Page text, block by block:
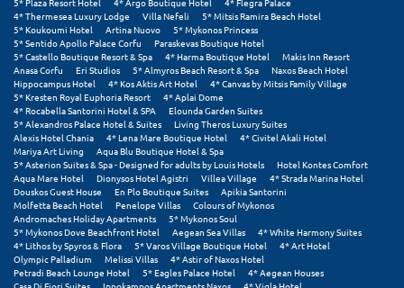
Πάτρα
Παύλιανη
Πειραιάς
Πελοπόννησος
Πήλιο
Πιερία
Πλαταμώνας
Πλύτρα Λακωνίας
4* Thermesea Luxury Lodge
Villa Nefeli
5* Mitsis Ramira Beach Hotel
5* Koukoumi Hotel
Artina Nuovo
5* Mykonos Princess
5* Sentido Apollo Palace Corfu
Paraskevas Boutique Hotel
5* Castello Boutique Resort & Spa
4* Harma Boutique Hotel
Makis Inn Resort
Anasa Corfu
Eri Studios 5* Almyros Beach Resort & Spa
Naxos Beach Hotel
Hippocampus Hotel
4* Kos Aktis Art Hotel
4* Canvas by Mitsis Family Village
5* Kresten Royal Euphoria Resort
4* Aplai Dome
4* Rocabella Santorini Hotel & SPA
Elounda Garden Suites
5* Alexandros Palace Hotel & Suites
Living Theros Luxury Suites
Alexis Hotel Chania
4* Lena Mare Boutique Hotel
4* Civitel Akali Hotel
Mariya Art Living
Aqua Blu Boutique Hotel & Spa
5* Asterion Suites & Spa - Designed for adults by Louis Hotels
Hotel Kontes Comfort
Aqua Mare Hotel
Dionysos Hotel Agistri Villea Village
4* Strada Marina Hotel
Douskos Guest House
En Plo Boutique Suites
Apikia Santorini
Molfetta Beach Hotel
Penelope Villas
Colours of Mykonos
Andromaches Holiday Apartments
5* Mykonos Soul
5* Mykonos Dove Beachfront Hotel
Aegean Sea Villas
4* White Harmony Suites
4* Lithos by Spyros & Flora
5* Varos Village Boutique Hotel
4* Art Hotel
Olympic Palladium
Melissi Villas
4* Astir of Naxos Hotel
Petradi Beach Lounge Hotel
5* Eagles Palace Hotel
4* Aegean Houses